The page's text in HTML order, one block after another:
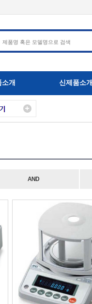
개 신제품소개
AND